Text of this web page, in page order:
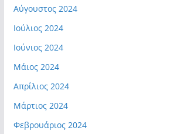
Αύγουστος 2024
Ιούλιος 2024
Ιούνιος 2024
Μάιος 2024
Απρίλιος 2024
Μάρτιος 2024
Φεβρουάριος 2024